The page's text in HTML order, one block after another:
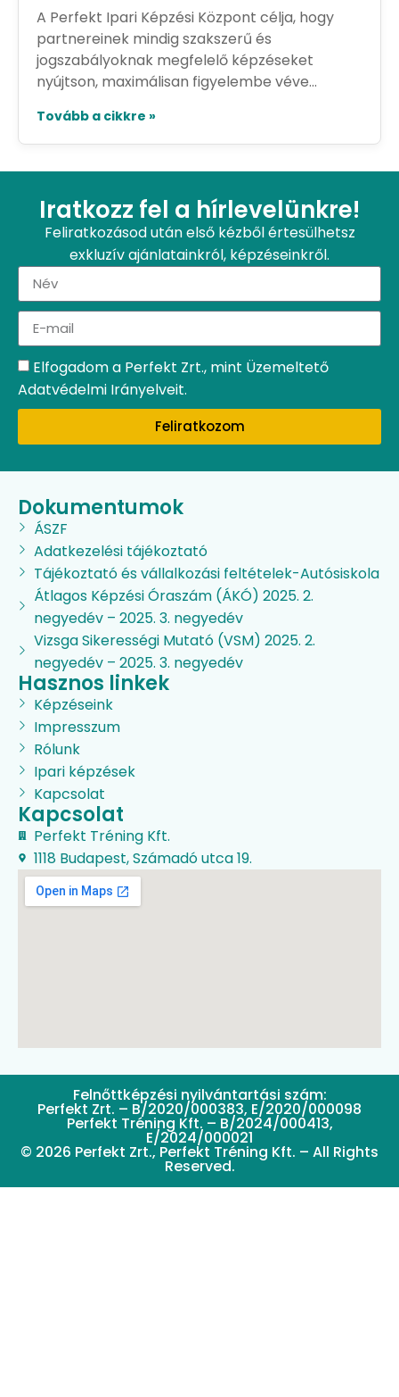
A Perfekt Ipari Képzési Központ célja, hogy
partnereinek mindig szakszerű és
jogszabályoknak megfelelő képzéseket
nyújtson, maximálisan figyelembe véve...
Tovább a cikkre »
Iratkozz fel a hírlevelünkre!
Feliratkozásod után első kézből értesülhetsz
exkluzív ajánlatainkról, képzéseinkről.
Elfogadom a Perfekt Zrt., mint Üzemeltető
Adatvédelmi Irányelveit.
Feliratkozom
Dokumentumok
ÁSZF
Adatkezelési tájékoztató
Tájékoztató és vállalkozási feltételek-Autósiskola
Átlagos Képzési Óraszám (ÁKÓ) 2025. 2.
negyedév – 2025. 3. negyedév
Vizsga Sikerességi Mutató (VSM) 2025. 2.
negyedév – 2025. 3. negyedév
Hasznos linkek
Képzéseink
Impresszum
Rólunk
Ipari képzések
Kapcsolat
Kapcsolat
Perfekt Tréning Kft.
1118 Budapest, Számadó utca 19.
Felnőttképzési nyilvántartási szám:
Perfekt Zrt. – B/2020/000383, E/2020/000098
Perfekt Tréning Kft. – B/2024/000413,
E/2024/000021
© 2026 Perfekt Zrt., Perfekt Tréning Kft. – All Rights
Reserved.